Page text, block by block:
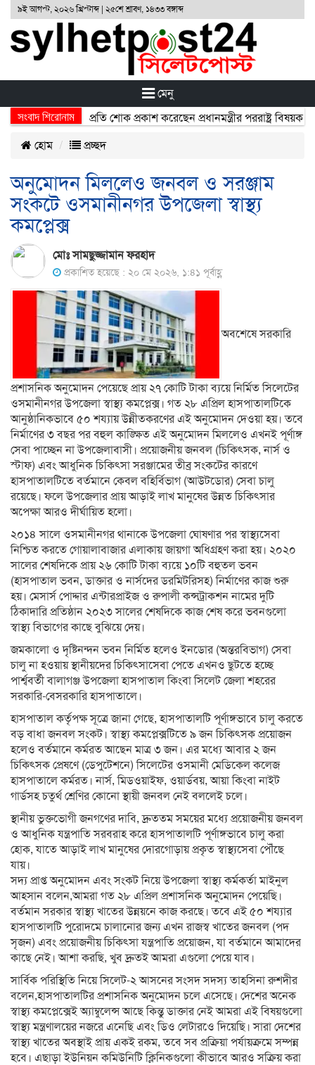
৯ই আগস্ট, ২০২৬ খ্রিস্টাব্দ | ২৫শে শ্রাবণ, ১৪৩৩ বঙ্গাব্দ
মেনু
সংবাদ শিরোনাম
নিহতদের প্রতি শোক প্রকাশ করেছেন প্রধানমন্ত্রীর পররাষ্ট্র বিষয়ক
হোম
প্রচ্ছদ
অনুমোদন মিললেও জনবল ও সরঞ্জাম
সংকটে ওসমানীনগর উপজেলা স্বাস্থ্য
কমপ্লেক্স
মোঃ সামছুজ্জামান ফরহাদ
প্রকাশিত হয়েছে : ২০ মে ২০২৬, ১:৪১ পূর্বাহ্ণ
অবশেষে সরকারি
প্রশাসনিক অনুমোদন পেয়েছে প্রায় ২৭ কোটি টাকা ব্যয়ে নির্মিত সিলেটের
ওসমানীনগর উপজেলা স্বাস্থ্য কমপ্লেক্স। গত ২৮ এপ্রিল হাসপাতালটিকে
আনুষ্ঠানিকভাবে ৫০ শয্যায় উন্নীতকরণের এই অনুমোদন দেওয়া হয়। তবে
নির্মাণের ৩ বছর পর বহুল কাঙ্ক্ষিত এই অনুমোদন মিললেও এখনই পূর্ণাঙ্গ
সেবা পাচ্ছেন না উপজেলাবাসী। প্রয়োজনীয় জনবল (চিকিৎসক, নার্স ও
স্টাফ) এবং আধুনিক চিকিৎসা সরঞ্জামের তীব্র সংকটের কারণে
হাসপাতালটিতে বর্তমানে কেবল বহির্বিভাগ (আউটডোর) সেবা চালু
রয়েছে। ফলে উপজেলার প্রায় আড়াই লাখ মানুষের উন্নত চিকিৎসার
অপেক্ষা আরও দীর্ঘায়িত হলো।
২০১৪ সালে ওসমানীনগর থানাকে উপজেলা ঘোষণার পর স্বাস্থ্যসেবা
নিশ্চিত করতে গোয়ালাবাজার এলাকায় জায়গা অধিগ্রহণ করা হয়। ২০২০
সালের শেষদিকে প্রায় ২৬ কোটি টাকা ব্যয়ে ১০টি বহুতল ভবন
(হাসপাতাল ভবন, ডাক্তার ও নার্সদের ডরমিটরিসহ) নির্মাণের কাজ শুরু
হয়। মেসার্স পোদ্দার এন্টারপ্রাইজ ও রুপালী কন্সট্রাকশন নামের দুটি
ঠিকাদারি প্রতিষ্ঠান ২০২৩ সালের শেষদিকে কাজ শেষ করে ভবনগুলো
স্বাস্থ্য বিভাগের কাছে বুঝিয়ে দেয়।
জমকালো ও দৃষ্টিনন্দন ভবন নির্মিত হলেও ইনডোর (অন্তরবিভাগ) সেবা
চালু না হওয়ায় স্থানীয়দের চিকিৎসাসেবা পেতে এখনও ছুটতে হচ্ছে
পার্শ্ববর্তী বালাগঞ্জ উপজেলা হাসপাতাল কিংবা সিলেট জেলা শহরের
সরকারি-বেসরকারি হাসপাতালে।
হাসপাতাল কর্তৃপক্ষ সূত্রে জানা গেছে, হাসপাতালটি পূর্ণাঙ্গভাবে চালু করতে
বড় বাধা জনবল সংকট। স্বাস্থ্য কমপ্লেক্সটিতে ৯ জন চিকিৎসক প্রয়োজন
হলেও বর্তমানে কর্মরত আছেন মাত্র ৩ জন। এর মধ্যে আবার ২ জন
চিকিৎসক প্রেষণে (ডেপুটেশনে) সিলেটের ওসমানী মেডিকেল কলেজ
হাসপাতালে কর্মরত। নার্স, মিডওয়াইফ, ওয়ার্ডবয়, আয়া কিংবা নাইট
গার্ডসহ চতুর্থ শ্রেণির কোনো স্থায়ী জনবল নেই বললেই চলে।
স্থানীয় ভুক্তভোগী জনগণের দাবি, দ্রুততম সময়ের মধ্যে প্রয়োজনীয় জনবল
ও আধুনিক যন্ত্রপাতি সরবরাহ করে হাসপাতালটি পূর্ণাঙ্গভাবে চালু করা
হোক, যাতে আড়াই লাখ মানুষের দোরগোড়ায় প্রকৃত স্বাস্থ্যসেবা পৌঁছে
যায়।
সদ্য প্রাপ্ত অনুমোদন এবং সংকট নিয়ে উপজেলা স্বাস্থ্য কর্মকর্তা মাইনুল
আহসান বলেন,আমরা গত ২৮ এপ্রিল প্রশাসনিক অনুমোদন পেয়েছি।
বর্তমান সরকার স্বাস্থ্য খাতের উন্নয়নে কাজ করছে। তবে এই ৫০ শয্যার
হাসপাতালটি পুরোদমে চালানোর জন্য এখন রাজস্ব খাতের জনবল (পদ
সৃজন) এবং প্রয়োজনীয় চিকিৎসা যন্ত্রপাতি প্রয়োজন, যা বর্তমানে আমাদের
কাছে নেই। আশা করছি, খুব দ্রুতই আমরা এগুলো পেয়ে যাব।
সার্বিক পরিস্থিতি নিয়ে সিলেট-২ আসনের সংসদ সদস্য তাহসিনা রুশদীর
বলেন,হাসপাতালটির প্রশাসনিক অনুমোদন চলে এসেছে। দেশের অনেক
স্বাস্থ্য কমপ্লেক্সেই অ্যাম্বুলেন্স আছে কিন্তু ডাক্তার নেই আমরা এই বিষয়গুলো
স্বাস্থ্য মন্ত্রণালয়ের নজরে এনেছি এবং ডিও লেটারওে দিয়েছি। সারা দেশের
স্বাস্থ্য খাতের অবস্থাই প্রায় একই রকম, তবে সব প্রক্রিয়া পর্যায়ক্রমে সম্পন্ন
হবে। এছাড়া ইউনিয়ন কমিউনিটি ক্লিনিকগুলো কীভাবে আরও সক্রিয় করা